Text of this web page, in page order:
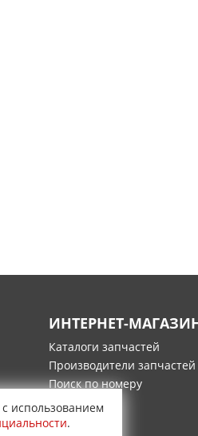
ИНТЕРНЕТ-
Каталоги запчастей
Производители запчастей
Поиск по номеру
Оплата
Доставка
использованием
.